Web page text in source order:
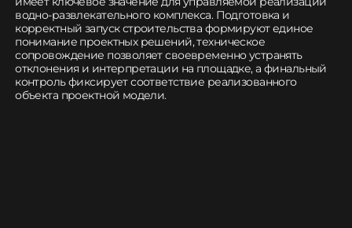
водно-развлекательного комплекса. Подготовка и
корректный запуск строительства формируют единое
понимание проектных решений, техническое
сопровождение позволяет своевременно устранять
отклонения и интерпретации на площадке, а финальный
контроль фиксирует соответствие реализованного
объекта проектной модели.